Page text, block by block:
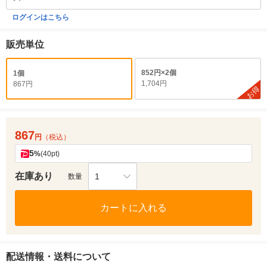
ログインはこちら
販売単位
1個
867円
852円×2個
1,704円
お得
867円 （税込）
5%(40pt)
在庫あり 数量 1
カートに入れる
配送情報・送料について